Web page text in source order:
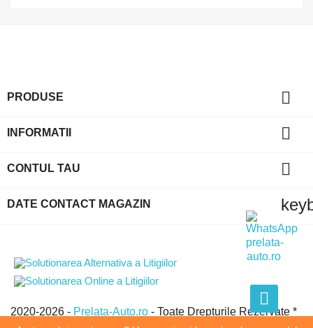
PRODUSE 
INFORMATII 
CONTUL TAU 
DATE CONTACT MAGAZIN
2020-2026 - Prelata-Auto.ro - Toate Drepturile Rezervate *
GLOBAL EVOLUTION GROUP SRL * CUI:21438950 *